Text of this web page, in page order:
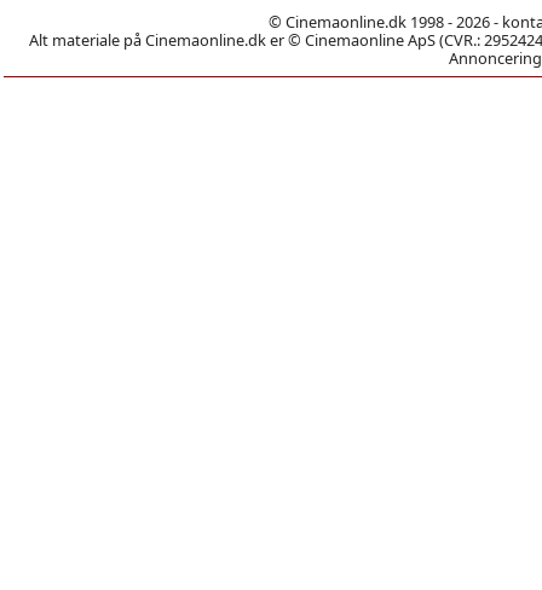
© Cinemaonline.dk 1998 - 2026 -
Alt materiale på Cinemaonline.dk er © Cinemaonline ApS (CVR.: